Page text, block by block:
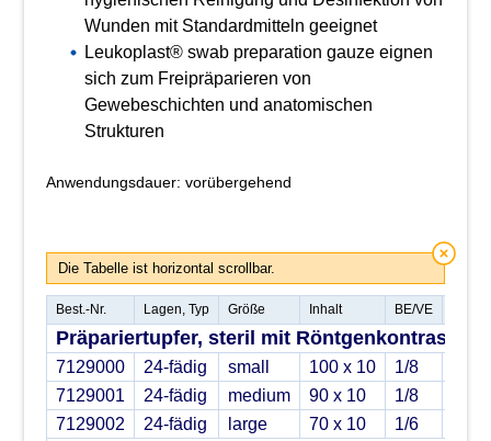
Wunden mit Standardmitteln geeignet
Leukoplast® swab preparation gauze eignen
sich zum Freipräparieren von
Gewebeschichten und anatomischen
Strukturen
Anwendungsdauer: vorübergehend
Die Tabelle ist horizontal scrollbar.
Best.-Nr. Lagen, Typ Größe Inhalt BE/VE
Präpariertupfer, steril mit
7129000 24-fädig small 100 x 10 1/8
7129001
24-fädig medium 90 x 10 1/8
7129002
24-fädig large 70 x 10 1/6